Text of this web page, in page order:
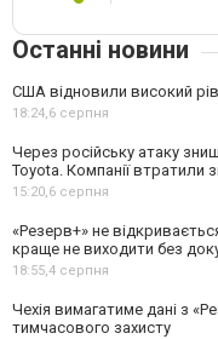
Останні новини
США відновили високий
18:24,6 серпня
Через російську атаку
Toyota. Компанії втратили
15:20,6 серпня
«Резерв+» не
краще не виходити без
18:55,4 серпня
Чехія вимагатиме дані з
тимчасового захисту